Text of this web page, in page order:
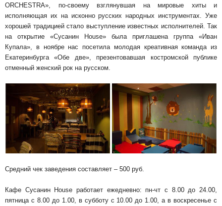
ОRCHESTRA», по-своему взглянувшая на мировые хиты и
исполняющая их на исконно русских народных инструментах. Уже
хорошей традицией стало выступление известных исполнителей. Так
на открытие «Сусанин House» была приглашена группа «Иван
Купала», в ноябре нас посетила молодая креативная команда из
Екатеринбурга «Обе две», презентовавшая костромской публике
отменный женский рок на русском.
Средний чек заведения составляет – 500 руб.
Кафе Сусанин House работает ежедневно: пн-чт с 8.00 до 24.00,
пятница с 8.00 до 1.00, в субботу с 10.00 до 1.00, а в воскресенье с